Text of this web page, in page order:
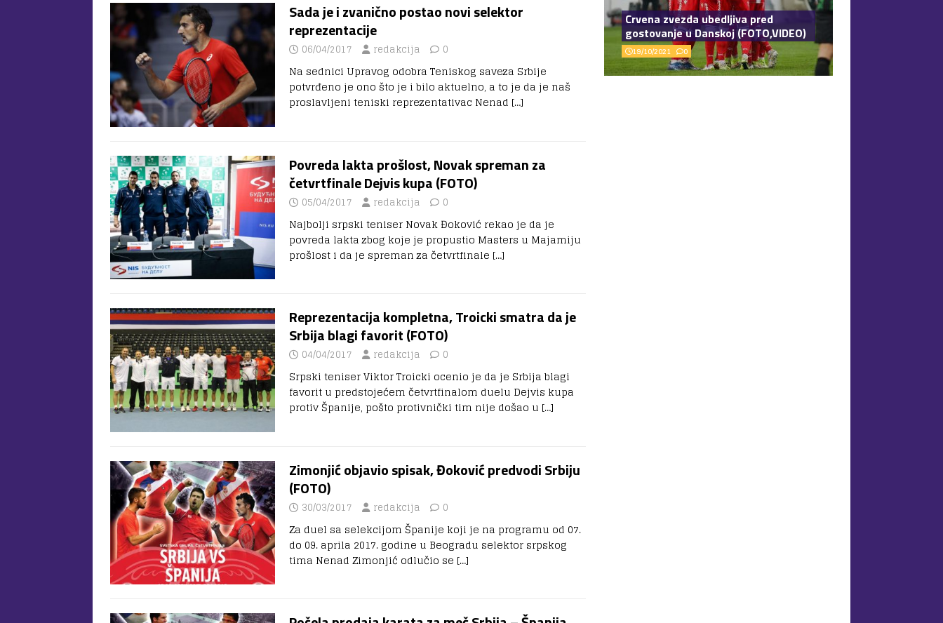
Sada je i zvanično postao novi selektor
reprezentacije
06/04/2017 redakcija 0
Na sednici Upravog odobra Teniskog saveza Srbije
potvrđeno je ono što je i bilo aktuelno, a to je da je naš
proslavljeni teniski reprezentativac Nenad […]
Povreda lakta prošlost, Novak spreman za
četvrtfinale Dejvis kupa (FOTO)
05/04/2017 redakcija 0
Najbolji srpski teniser Novak Đoković rekao je da je
povreda lakta zbog koje je propustio Masters u Majamiju
prošlost i da je spreman za četvrtfinale […]
Reprezentacija kompletna, Troicki smatra da je
Srbija blagi favorit (FOTO)
04/04/2017 redakcija 0
Srpski teniser Viktor Troicki ocenio je da je Srbija blagi
favorit u predstojećem četvrtfinalom duelu Dejvis kupa
protiv Španije, pošto protivnički tim nije došao u […]
Zimonjić objavio spisak, Đoković predvodi Srbiju
(FOTO)
30/03/2017 redakcija 0
Za duel sa selekcijom Španije koji je na programu od 07.
do 09. aprila 2017. godine u Beogradu selektor srpskog
tima Nenad Zimonjić odlučio se […]
Crvena zvezda ubedljiva pred
gostovanje u Danskoj (FOTO,VIDEO)
19/10/2021 0